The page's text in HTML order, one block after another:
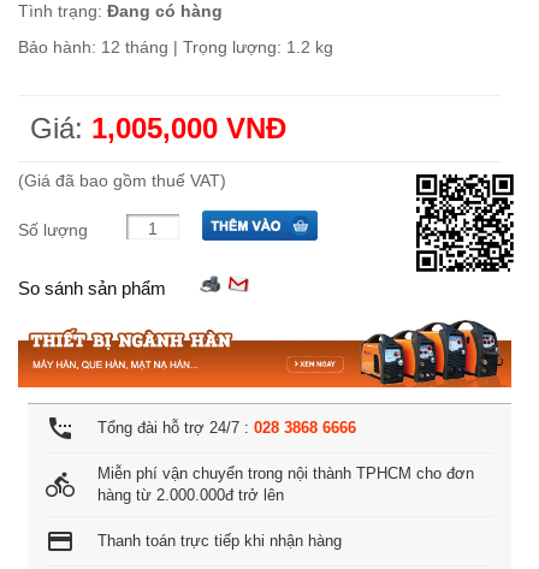
Tình trạng: Đang có hàng
Bảo hành: 12 tháng | Trọng lượng: 1.2 kg
Giá: 1,005,000 VNĐ
(Giá đã bao gồm thuế VAT)
Số lượng
So sánh sản phẩm
settings_phone Tổng đài hỗ trợ 24/7 : 028 3868 6666
directions_bike
Miễn phí vận chuyển trong nội thành TPHCM cho đơn
hàng từ 2.000.000đ trở lên
credit_card Thanh toán trực tiếp khi nhận hàng